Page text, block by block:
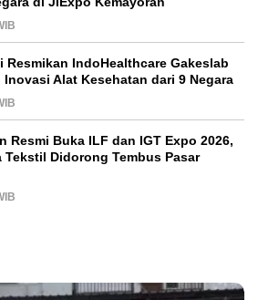
Resmikan IndoHealthcare Gakeslab
Inovasi Alat Kesehatan dari 9 Negara
Resmi Buka ILF dan IGT Expo 2026,
Didorong Tembus Pasar